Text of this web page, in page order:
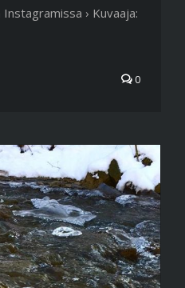
› Kuvaaja:
0